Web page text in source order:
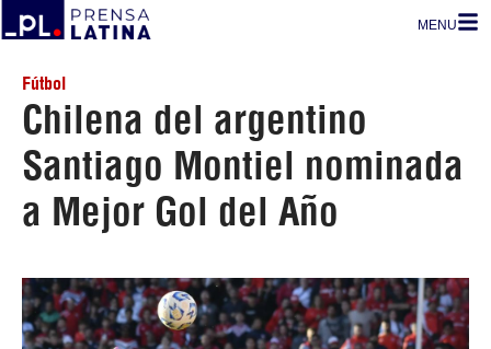
MENU
Fútbol
Chilena del argentino
Santiago Montiel nominada
a Mejor Gol del Año